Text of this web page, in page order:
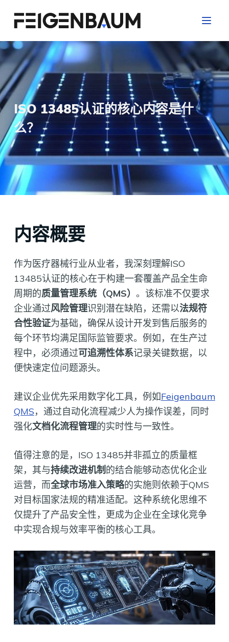
跳
过
内
容
ISO 13485认证的核心内容是什
么？
内容概要
作为医疗器械行业从业者，我深刻理解ISO
13485认证的核心在于构建一套覆盖产品全生命
周期的质量管理系统（QMS） 。该标准不仅要求
企业通过风险管理识别潜在缺陷，还需以法规符
合性验证为基础，确保从设计开发到售后服务的
每个环节均满足国际监管要求。例如，在生产过
程中，必须通过可追溯性体系记录关键数据，以
便快速定位问题源头。
建议企业优先采用数字化工具，例如Feigenbaum
QMS，通过自动化流程减少人为操作误差，同时
强化文档化流程管理的实时性与一致性。
值得注意的是，ISO 13485并非孤立的质量框
架，其与持续改进机制的结合能够动态优化企业
运营，而全球市场准入策略的实施则依赖于QMS
对目标国家法规的精准适配。这种系统化思维不
仅提升了产品安全性，更成为企业在全球化竞争
中实现合规与效率平衡的核心工具。